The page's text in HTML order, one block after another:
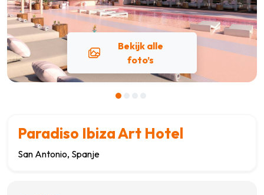
Bekijk alle
foto’s
Paradiso Ibiza Art Hotel
San Antonio, Spanje